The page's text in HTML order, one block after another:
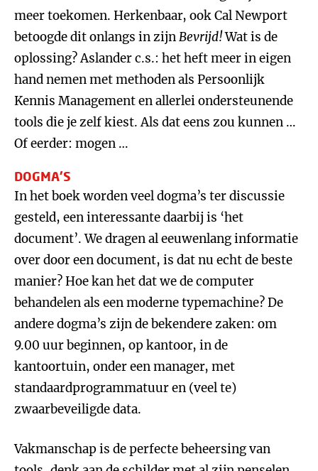
meer toekomen. Herkenbaar, ook Cal Newport
betoogde dit onlangs in zijnBevrijd!Wat is de
oplossing? Aslander c.s.: het heft meer in eigen
hand nemen met methoden als Persoonlijk
Kennis Management en allerlei ondersteunende
tools die je zelf kiest. Als dat eens zou kunnen …
Of eerder: mogen …
DOGMA’S
In het boek worden veel dogma’s ter discussie
gesteld, een interessante daarbij is ‘het
document’. We dragen al eeuwenlang informatie
over door een document, is dat nu echt de beste
manier? Hoe kan het dat we de computer
behandelen als een moderne typemachine? De
andere dogma’s zijn de bekendere zaken: om
9.00 uur beginnen, op kantoor, in de
kantoortuin, onder een manager, met
standaardprogrammatuur en (veel te)
zwaarbeveiligde data.
Vakmanschap is de perfecte beheersing van